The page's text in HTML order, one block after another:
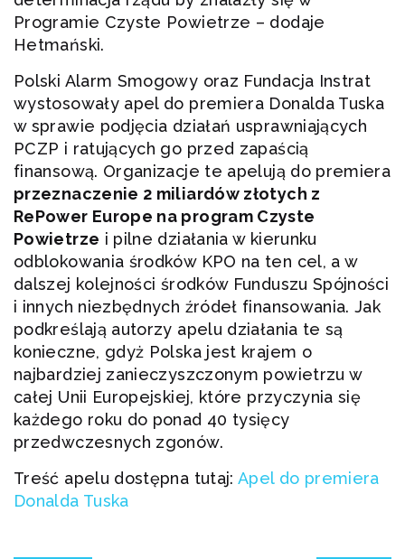
Programie Czyste Powietrze – dodaje
Hetmański.
Polski Alarm Smogowy oraz Fundacja Instrat
wystosowały apel do premiera Donalda Tuska
w sprawie podjęcia działań usprawniających
PCZP i ratujących go przed zapaścią
finansową. Organizacje te apelują do premiera
przeznaczenie 2 miliardów złotych z
RePower Europe na program Czyste
Powietrze i pilne działania w kierunku
odblokowania środków KPO na ten cel, a w
dalszej kolejności środków Funduszu Spójności
i innych niezbędnych źródeł finansowania. Jak
podkreślają autorzy apelu działania te są
konieczne, gdyż Polska jest krajem o
najbardziej zanieczyszczonym powietrzu w
całej Unii Europejskiej, które przyczynia się
każdego roku do ponad 40 tysięcy
przedwczesnych zgonów.
Treść apelu dostępna tutaj:Apel do premiera
Donalda Tuska